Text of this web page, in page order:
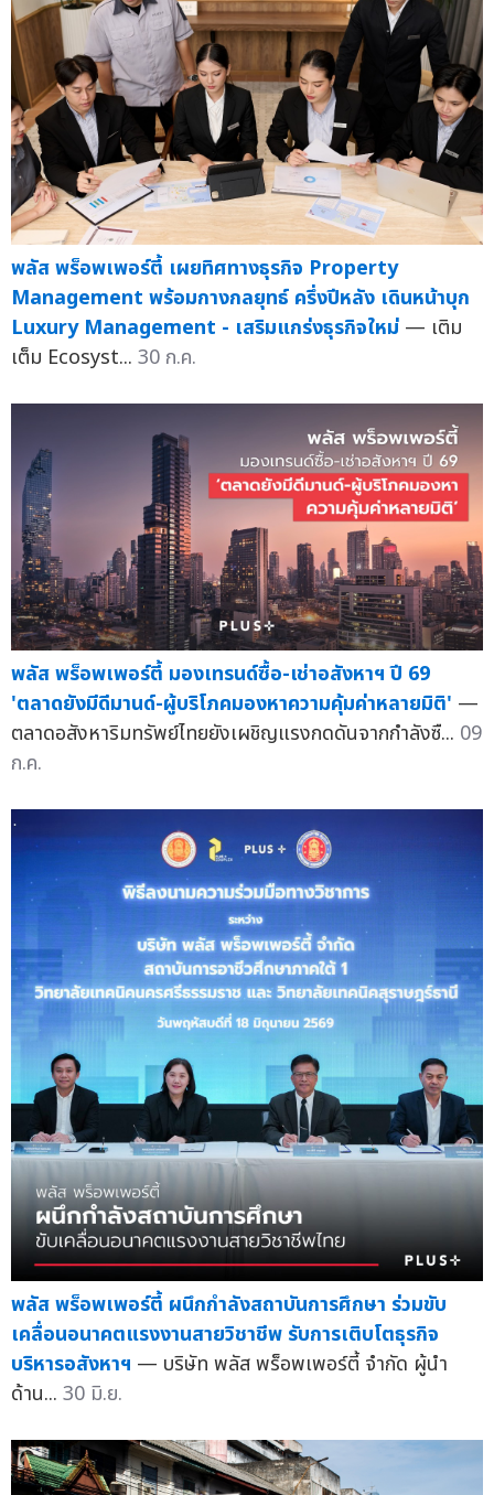
พลัส พร็อพเพอร์ตี้ เผยทิศทางธุรกิจ Property
Management พร้อมกางกลยุทธ์ ครึ่งปีหลัง เดินหน้าบุก
Luxury Management - เสริมแกร่งธุรกิจใหม่ — เติม
เต็ม Ecosyst... 30 ก.ค.
พลัส พร็อพเพอร์ตี้ มองเทรนด์ซื้อ-เช่าอสังหาฯ ปี 69
'ตลาดยังมีดีมานด์-ผู้บริโภคมองหาความคุ้มค่าหลายมิติ' —
ตลาดอสังหาริมทรัพย์ไทยยังเผชิญแรงกดดันจากกำลังซื... 09
ก.ค.
พลัส พร็อพเพอร์ตี้ ผนึกกำลังสถาบันการศึกษา ร่วมขับ
เคลื่อนอนาคตแรงงานสายวิชาชีพ รับการเติบโตธุรกิจ
บริหารอสังหาฯ — บริษัท พลัส พร็อพเพอร์ตี้ จำกัด ผู้นำ
ด้าน... 30 มิ.ย.